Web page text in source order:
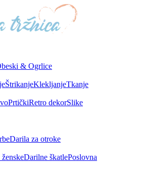
& Ogrlice
ŠtrikanjeKlekljanjeTkanje
PrtičkiRetro dekorSlike
Darila za otroke
Darilne škatlePoslovna